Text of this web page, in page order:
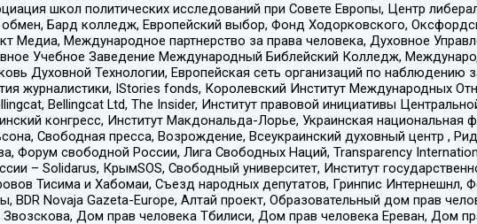
школ политических исследований при Совете Европы, Центр
Бард колледж, Европейский выбор, Фонд Ходорковского,
Международное партнерство за права человека, Духовное
Учебное Заведение Международный Библейский Колледж,
Духовной Технологии, Европейская сеть организаций по
журналистики, IStories fonds, Королевский Институт Международных
Bellingcat Ltd, The Insider, Институт правовой инициативы
конгресс, Институт Макдональда-Лорье, Украинская
Свободная пресса, Возрождение, Всеукраинский духовный центр ,
Форум свободной России, Лига Свободных Наций, Transparеncy
– Solidarus, КрымSOS, Свободный университет, Институт
Тисима и Хабомаи, Съезд народных депутатов, Гринпис Интернешнл,
BDR Novaja Gazeta-Europe, Алтай проект, Образовательный дом прав
Дом прав человека Тбилиси, Дом прав человека Ереван, Дом